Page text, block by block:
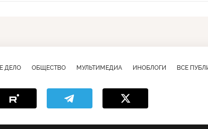
ДЕЛО ОБЩЕСТВО МУЛЬТИМЕДИА ИНОБЛОГИ ВСЕ